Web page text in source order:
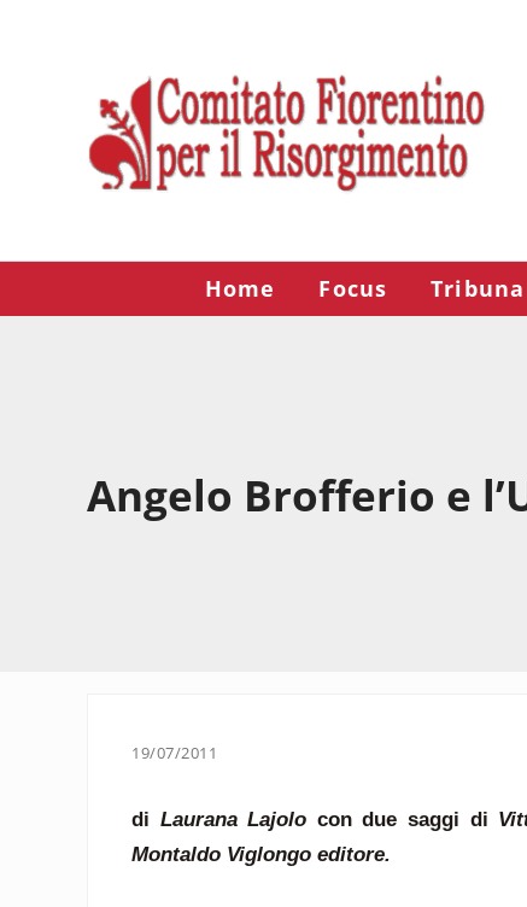
Home Focus Tribuna
Angelo Brofferio e
19/07/2011
di Laurana Lajolo con due saggi di
Montaldo Viglongo editore.